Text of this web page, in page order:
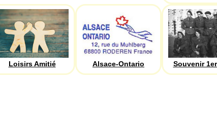
Loisirs Amitié Alsace-Ontario Souvenir 1er